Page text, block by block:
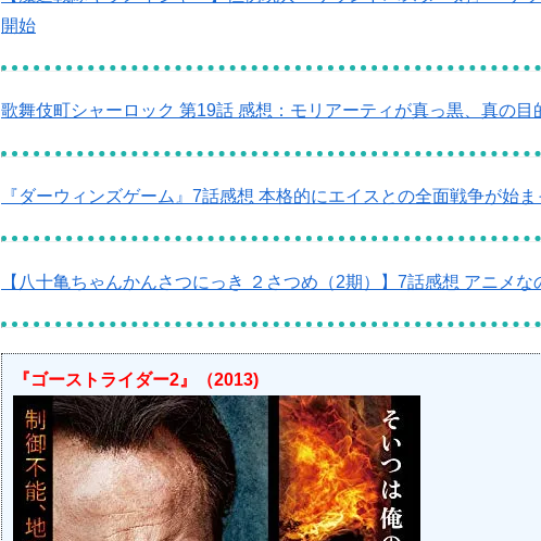
開始
歌舞伎町シャーロック 第19話 感想：モリアーティが真っ黒、真の目
『ダーウィンズゲーム』7話感想 本格的にエイスとの全面戦争が始ま
【八十亀ちゃんかんさつにっき ２さつめ（2期）】7話感想 アニメ
『ゴーストライダー2』（2013)